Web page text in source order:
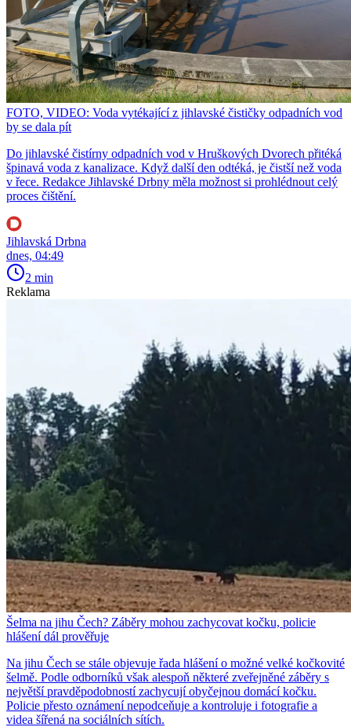
FOTO, VIDEO: Voda vytékající z jihlavské čističky odpadních vod
by se dala pít
Do jihlavské čistírny odpadních vod v Hruškových Dvorech přitéká
špinavá voda z kanalizace. Když další den odtéká, je čistší než voda
v řece. Redakce Jihlavské Drbny měla možnost si prohlédnout celý
proces čištění.
Jihlavská Drbna
dnes, 04:49
2 min
Reklama
Šelma na jihu Čech? Záběry mohou zachycovat kočku, policie
hlášení dál prověřuje
Na jihu Čech se stále objevuje řada hlášení o možné velké kočkovité
šelmě. Podle odborníků však alespoň některé zveřejněné záběry s
největší pravděpodobností zachycují obyčejnou domácí kočku.
Policie přesto oznámení nepodceňuje a kontroluje i fotografie a
videa šířená na sociálních sítích.